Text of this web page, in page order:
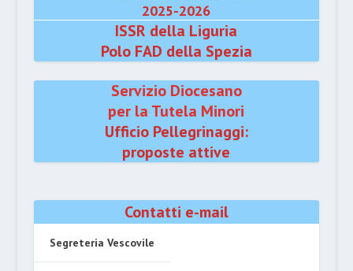
2025-2026
ISSR della Liguria
Polo FAD della Spezia
Servizio Diocesano
per la Tutela Minori
Ufficio Pellegrinaggi:
proposte attive
Contatti e-mail
Segreteria Vescovile